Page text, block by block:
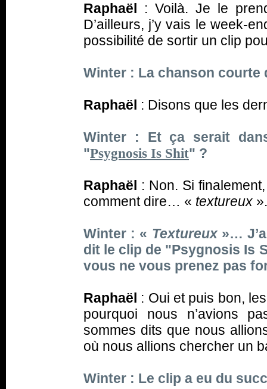
Raphaël : Voilà. Je le
D’ailleurs, j’y vais le week-
possibilité de sortir un clip
Winter : La chanson courte
Raphaël : Disons que les
Winter : Et ça serait
"Psygnosis Is Shit" ?
Raphaël : Non. Si
comment dire… « textureux ».
Winter : « Textureux »…
dit le clip de "Psygnosis Is
vous ne vous prenez pas
Raphaël : Oui et puis bon,
pourquoi nous n’avions
sommes dits que nous
où nous allions chercher un
Winter : Le clip a eu du